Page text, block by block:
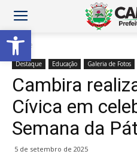
Abrir a barra de ferramentas
Home
Destaque Educação Galeria de Fotos
Cambira
Cívica em
Semana da
5 de setembro de 2025